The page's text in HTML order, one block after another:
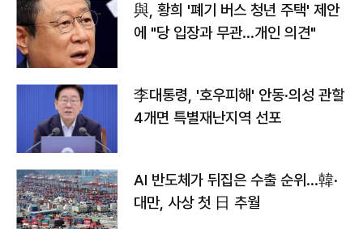
與, 황희 '폐기 버스 청년 주택' 제안
에 "당 입장과 무관…개인 의견"
李대통령, '호우피해' 안동·의성 관할
4개면 특별재난지역 선포
AI 반도체가 뒤집은 수출 순위…韓·
대만, 사상 첫 日 추월